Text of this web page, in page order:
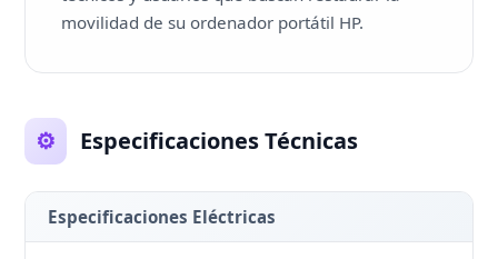
movilidad de su ordenador portátil HP.
⚙️ Especificaciones Técnicas
Especificaciones Eléctricas